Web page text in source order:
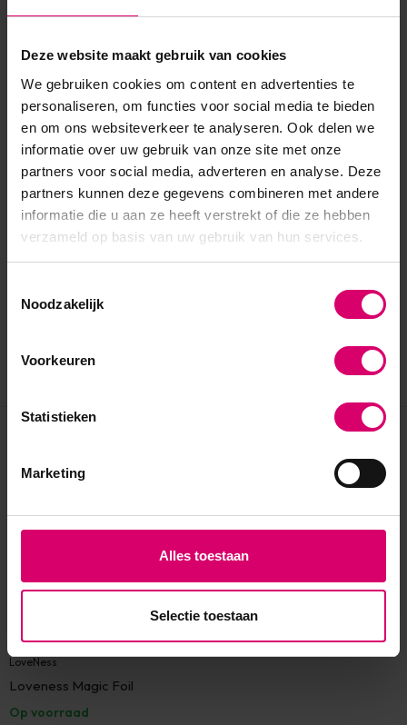
Deze website maakt gebruik van cookies
We gebruiken cookies om content en advertenties te
personaliseren, om functies voor social media te bieden
en om ons websiteverkeer te analyseren. Ook delen we
informatie over uw gebruik van onze site met onze
partners voor social media, adverteren en analyse. Deze
partners kunnen deze gegevens combineren met andere
informatie die u aan ze heeft verstrekt of die ze hebben
verzameld op basis van uw gebruik van hun services.
Noodzakelijk
Voorkeuren
Statistieken
Marketing
Alles toestaan
Selectie toestaan
LoveNess
Loveness Magic Foil
Op voorraad